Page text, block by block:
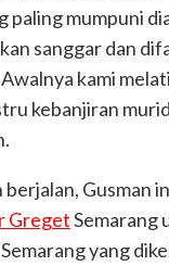
paling mumpuni
sanggar dan
kami
kebanjiran
berjalan, Gusman
GregetSemarang
yang